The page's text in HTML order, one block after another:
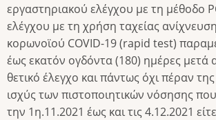
εργαστηριακού ελέγχου με τη μέθοδο
ελέγχου με τη χρήση ταχείας
κορωνοϊού COVID-19 (rapid test)
έως εκατόν ογδόντα (180) ημέρες μετά
θετικό έλεγχο και πάντως όχι πέραν
ισχύς των πιστοποιητικών νόσησης
την 1η.11.2021 έως και τις 4.12.2021